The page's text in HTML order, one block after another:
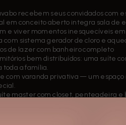
recebem seus convidados com
em conceito aberto integra sala de
e viver momentos inesquecíveis
com sistema gerador de cloro e
de lazer com banheiro completo
bem distribuídos: uma suíte
toda a família.
com varanda privativa — um
master com closet, penteadeira